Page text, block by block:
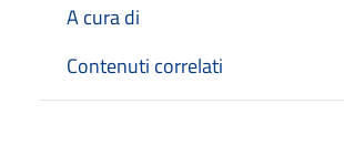
A cura di
Contenuti correlati